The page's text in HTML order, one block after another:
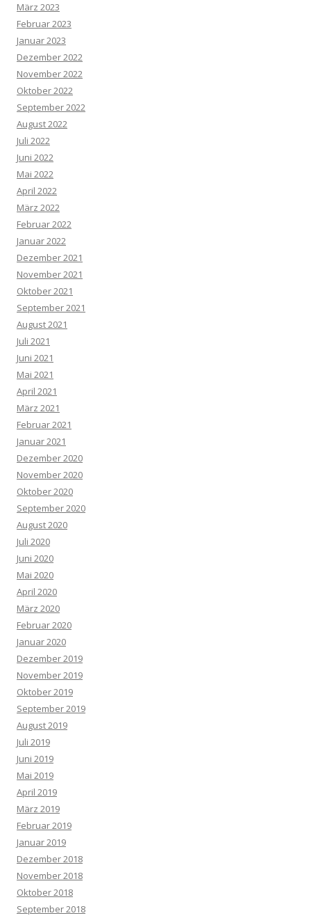
März 2023
Februar 2023
Januar 2023
Dezember 2022
November 2022
Oktober 2022
September 2022
August 2022
Juli 2022
Juni 2022
Mai 2022
April 2022
März 2022
Februar 2022
Januar 2022
Dezember 2021
November 2021
Oktober 2021
September 2021
August 2021
Juli 2021
Juni 2021
Mai 2021
April 2021
März 2021
Februar 2021
Januar 2021
Dezember 2020
November 2020
Oktober 2020
September 2020
August 2020
Juli 2020
Juni 2020
Mai 2020
April 2020
März 2020
Februar 2020
Januar 2020
Dezember 2019
November 2019
Oktober 2019
September 2019
August 2019
Juli 2019
Juni 2019
Mai 2019
April 2019
März 2019
Februar 2019
Januar 2019
Dezember 2018
November 2018
Oktober 2018
September 2018